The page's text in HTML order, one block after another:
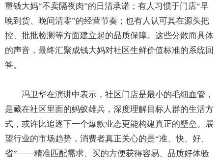
重钱大妈“不卖隔夜肉”的日清承诺；有人习惯于门店“早
晚到货、晚间清零”的经营节奏；也有人认可其在源头把
控、批批检测等方面建立起的品质保障。这些分散而具体
的声音，最终汇聚成钱大妈对社区生鲜价值标准的系统回
答。
冯卫华在演讲中表示，社区门店是最小的毛细血管，
是藏在社区里面的蚂蚁雄兵，深度理解目标人群的生活方
式，或许比追逐下一个爆款业态更能构建真正的壁垒。展
望行业的市场趋势，消费者真正关心的是“准、快、好、
省”——精准匹配需求、买的方便获得容易、品质好体验